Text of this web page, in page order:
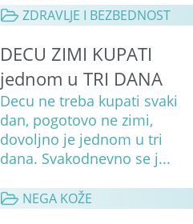
ZDRAVLJE I BEZBEDNOST
DECU ZIMI KUPATI
jednom u TRI DANA
Decu ne treba kupati svaki
dan, pogotovo ne zimi,
dovoljno je jednom u tri
dana. Svakodnevno se j...
NEGA KOŽE